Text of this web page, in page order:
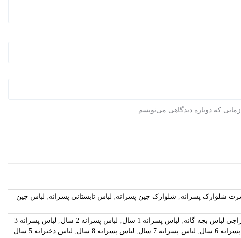
که دوباره دیدگاهی می‌نویسم.
شلوارک پسرانه شلوارک جین پسرانه لباس تابستانی پسرانه
لباس جین
لباس بچه گانه لباس پسرانه 1 سال لباس پسرانه 2 سال
لباس پسرانه 3
6 سال لباس پسرانه 7 سال لباس پسرانه 8 سال لباس دخترانه 5 سال